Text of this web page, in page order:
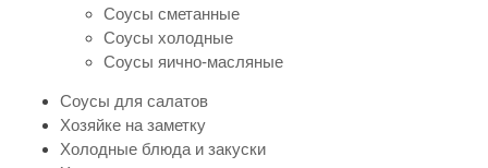
Соусы сметанные
Соусы холодные
Соусы яично-масляные
Соусы для салатов
Хозяйке на заметку
Холодные блюда и закуски